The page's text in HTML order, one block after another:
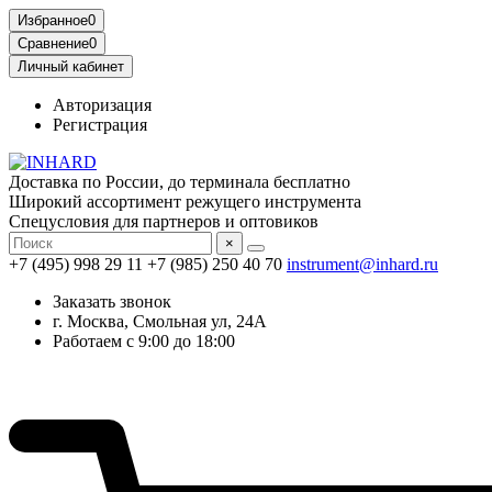
Избранное0
Сравнение0
Личный кабинет
Авторизация
Регистрация
Доставка по России, до терминала бесплатно
Широкий ассортимент режущего инструмента
Спецусловия для партнеров и оптовиков
×
+7 (495) 998 29 11 +7 (985) 250 40 70 instrument@inhard.ru
Заказать звонок
г. Москва, Смольная ул, 24А
Работаем с 9:00 до 18:00